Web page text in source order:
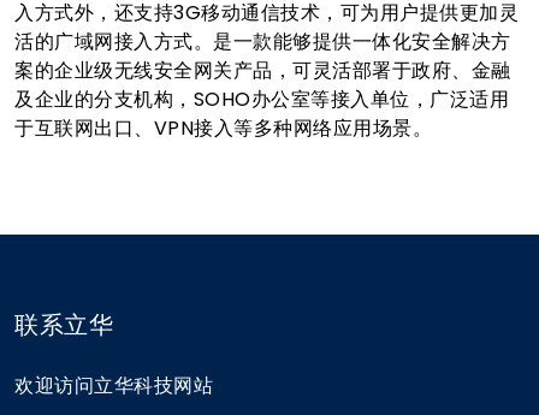
入方式外，还支持3G移动通信技术，可为用户提供更加灵
活的广域网接入方式。是一款能够提供一体化安全解决方
案的企业级无线安全网关产品，可灵活部署于政府、金融
及企业的分支机构，SOHO办公室等接入单位，广泛适用
于互联网出口、VPN接入等多种网络应用场景。
联系立华
欢迎访问立华科技网站